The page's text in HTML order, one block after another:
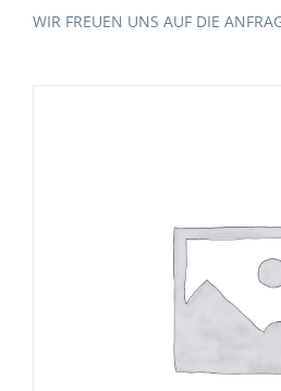
WIR FREUEN UNS AUF DIE